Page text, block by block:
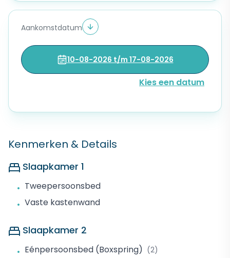
Kenmerken & Details
Slaapkamer 1
• Tweepersoonsbed
• Vaste kastenwand
Slaapkamer 2
• Eénpersoonsbed (Boxspring) (2)
Aankomstdatum
10-08-2026 t/m 17-08-2026
Kies een datum